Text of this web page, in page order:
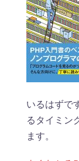
いるはずで
るタイミン
ます。